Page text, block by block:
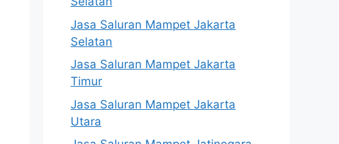
Jasa Saluran Mampet Jakarta
Selatan
Jasa Saluran Mampet Jakarta
Timur
Jasa Saluran Mampet Jakarta
Utara